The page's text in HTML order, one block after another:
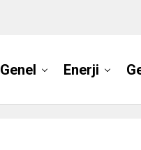
Genel Enerji